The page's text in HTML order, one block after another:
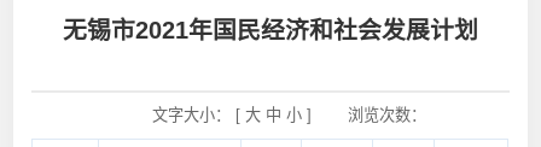
无锡市2021年国民经济和社会发展计划
文字大小： [ 大 中 小] 浏览次数：